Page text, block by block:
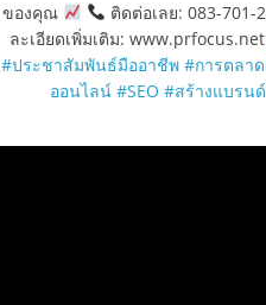
ของคุณ
ติดต่อเลย: 083-701-
ละเอียดเพิ่มเติม: www.prfocus.net
#ประชาสัมพันธ์มืออาชีพ #การตลา
ออนไลน์ #SEO #สร้างแบรน